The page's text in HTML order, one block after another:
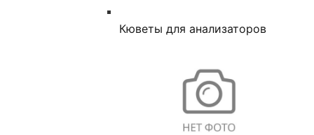
Кюветы для анализаторов